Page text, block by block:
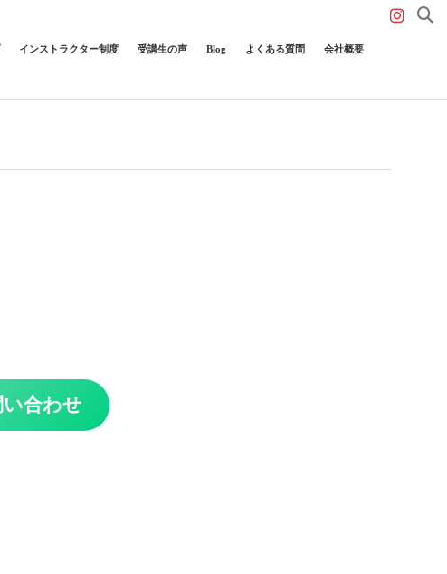
インストラクター制度 受講生の声 Blog よくある質問 会社概要
合わせ